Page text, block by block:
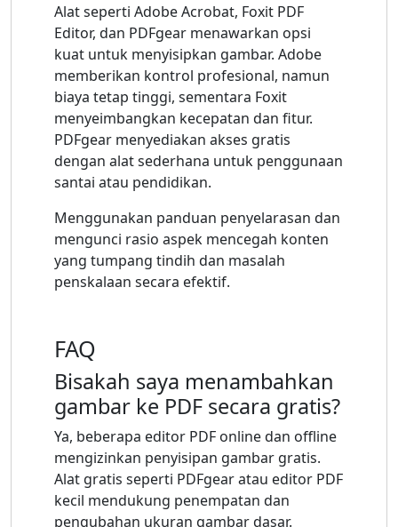
Alat seperti Adobe Acrobat, Foxit PDF
Editor, dan PDFgear menawarkan opsi
kuat untuk menyisipkan gambar. Adobe
memberikan kontrol profesional, namun
biaya tetap tinggi, sementara Foxit
menyeimbangkan kecepatan dan fitur.
PDFgear menyediakan akses gratis
dengan alat sederhana untuk penggunaan
santai atau pendidikan.
Menggunakan panduan penyelarasan dan
mengunci rasio aspek mencegah konten
yang tumpang tindih dan masalah
penskalaan secara efektif.
FAQ
Bisakah saya menambahkan
gambar ke PDF secara gratis?
Ya, beberapa editor PDF online dan offline
mengizinkan penyisipan gambar gratis.
Alat gratis seperti PDFgear atau editor PDF
kecil mendukung penempatan dan
pengubahan ukuran gambar dasar.